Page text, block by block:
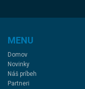
MENU
Domov
Novinky
Náš príbeh
Partneri